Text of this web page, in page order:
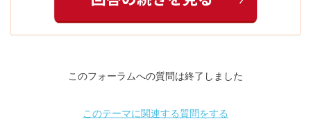
このフォーラムへの質問は終了しました
このテーマに関連する質問をする